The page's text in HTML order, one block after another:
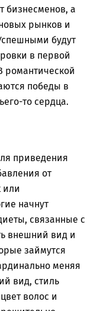
бизнесменов, а
рынков и
будут
в первой
романтической
победы в
то сердца.
приведения
от
или
начнут
связанные с
внешний вид и
займутся
меняя
вид, стиль
волос и